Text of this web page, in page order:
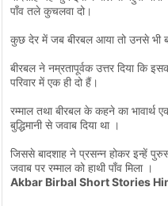
पाँव तले कुचलवा दो।
कुछ देर में जब बीरबल आया तो उनसे भी
बीरबल ने नम्रतापूर्वक उत्तर दिया कि
परिवार में एक ही दो हैं।
रम्माल तथा बीरबल के कहने का भावार्थ
बुद्धिमानी से जवाब दिया था ।
जिससे बादशाह ने प्रसन्न होकर इन्हें
जवाब पर रम्माल को हाथी पाँव मिला ।
Akbar Birbal Short Stories